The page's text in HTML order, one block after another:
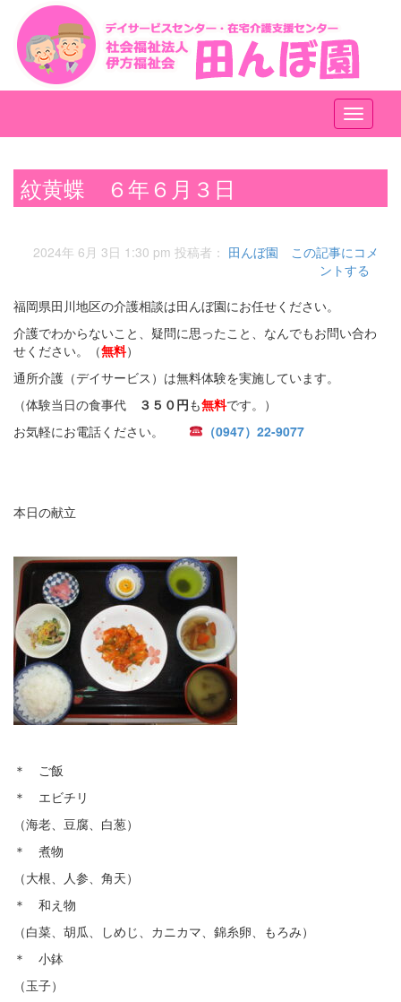
メ
ニ
ー
紋黄蝶 ６年６月３日
2024年 6月 3日 1:30 pm 投稿者： 田んぼ園
この記事にコメ
ントする
福岡県田川地区の介護相談は田んぼ園にお任せください。
介護でわからないこと、疑問に思ったこと、なんでもお問い合わ
せください。（無料）
通所介護（デイサービス）は無料体験を実施しています。
（体験当日の食事代
３５０円も無料です。）
お気軽にお電話ください。
（0947）22-9077
本日の献立
＊ ご飯
＊ エビチリ
（海老、豆腐、白葱）
＊ 煮物
（大根、人参、角天）
＊ 和え物
（白菜、胡瓜、しめじ、カニカマ、錦糸卵、もろみ）
＊ 小鉢
（玉子）